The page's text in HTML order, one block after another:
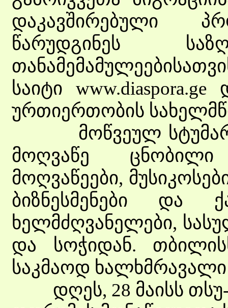
დაკავშირებული
წარუდგინეს
საიტი
ურთიერთობის
მოწვეულ
მოღვაწე
მოღვაწეები,
ბიზნესმენები და
ხელმძღვანელები,
და სოჭიდან.
საკმაოდ
დღეს, 28 მაისს თსუ-